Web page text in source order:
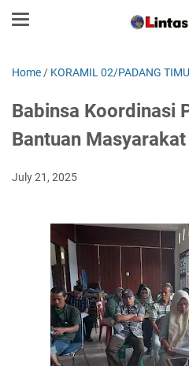
Home / KORAMIL 02/PADANG
Babinsa Koordinasi
Bantuan Masyarakat
July 21, 2025